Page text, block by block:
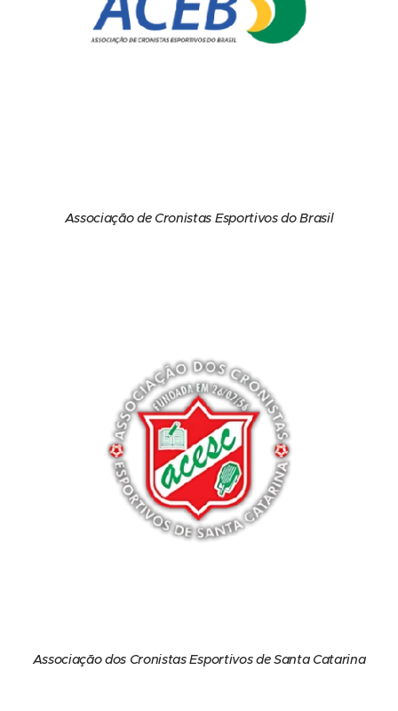
Associação de Cronistas Esportivos do Brasil
Associação dos Cronistas Esportivos de Santa Catarina